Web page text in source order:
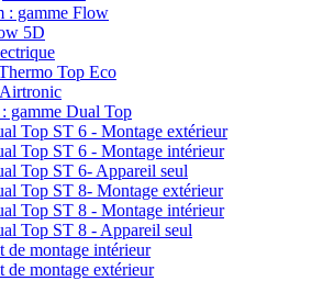
: gamme Flow
5D
Top Eco
gamme Dual Top
Top ST 6 - Montage extérieur
Top ST 6 - Montage intérieur
Top ST 6- Appareil seul
Top ST 8- Montage extérieur
Top ST 8 - Montage intérieur
Top ST 8 - Appareil seul
de montage intérieur
de montage extérieur